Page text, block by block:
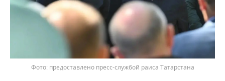
предоставлено пресс-службой раиса Татарстана